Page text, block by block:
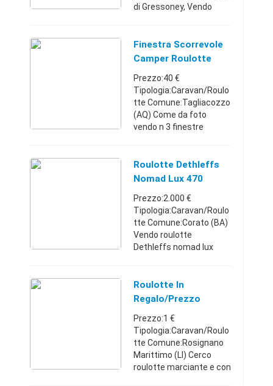
di Gressoney, Vendo
coibentato sita in
camping Mongenet a
Finestra Scorrevole
Camper Roulotte
Misura700x225
Prezzo:40 €
Tipologia:Caravan/Roulo
tte Comune:Tagliacozzo
(AQ) Come da foto
vendo n 3 finestre
700x225 per roulotte
camper in ottime
manigl ...
Roulotte Dethleffs
Nomad Lux 470
Prezzo:2.000 €
Tipologia:Caravan/Roulo
tte Comune:Corato (BA)
Vendo roulotte
Dethleffs nomad lux
bagno chimico, frigo 220,
cucina nuova, riserva
Roulotte In
Regalo/prezzo
Modico Zona
Rosignano
Prezzo:1 €
Tipologia:Caravan/Roulo
tte Comune:Rosignano
Marittimo (LI) Cerco
roulotte marciante e con